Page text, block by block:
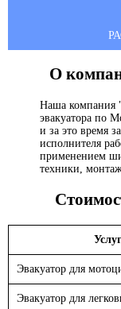
О
Наша компания
эвакуатора по
и за это время
исполнителя
применением
техники,
Эвакуатор для
Эвакуатор для